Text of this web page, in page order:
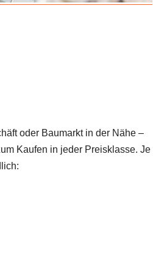
oder Baumarkt in der Nähe –
Kaufen in jeder Preisklasse. Je